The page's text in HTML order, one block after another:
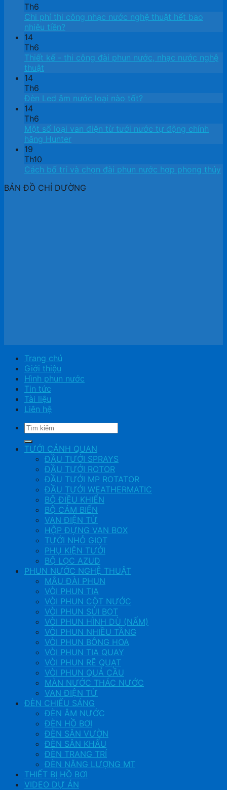
Th6
Chi phí thi công nhạc nước nghệ thuật hết bao
nhiêu tiền?
14
Th6
Thiết kế ​- thi công đài phun nước, nhạc nước nghệ
thuật
14
Th6
Đèn Led âm nước loại nào tốt?
14
Th6
Một số loại van điện từ tưới nước tự động chính
hãng Hunter
19
Th10
Cách bố trí và chọn đài phun nước hợp phong thủy
BẢN ĐỒ CHỈ DƯỜNG
Trang chủ
Giới thiệu
Hình phun nước
Tin tức
Tài liệu
Liên hệ
Tìm
TƯỚI CẢNH QUAN
ĐẦU TƯỚI SPRAYS
ĐẦU TƯỚI ROTOR
ĐẦU TƯỚI MP ROTATOR
ĐẦU TƯỚI WEATHERMATIC
BỘ ĐIỀU KHIỂN
BỘ CẢM BIẾN
VAN ĐIỆN TỪ
HỘP ĐỰNG VAN BOX
TƯỚI NHỎ GIỌT
PHỤ KIỆN TƯỚI
BỘ LỌC AZUD
PHUN NƯỚC NGHỆ THUẬT
MẪU ĐÀI PHUN
VÒI PHUN TIA
VÒI PHUN CỘT NƯỚC
VÒI PHUN SỦI BỌT
VÒI PHUN HÌNH DÙ (NẤM)
VÒI PHUN NHIỀU TẦNG
VÒI PHUN BÔNG HOA
VÒI PHUN TIA QUAY
VÒI PHUN RẼ QUẠT
VÒI PHUN QUẢ CẦU
MÀN NƯỚC THÁC NƯỚC
VAN ĐIỆN TỪ
ĐÈN CHIẾU SÁNG
ĐÈN ÂM NƯỚC
ĐÈN HỒ BƠI
ĐÈN SÂN VƯỜN
ĐÈN SÂN KHẤU
ĐÈN TRANG TRÍ
ĐÈN NĂNG LƯỢNG MT
THIẾT BỊ HỒ BƠI
VIDEO DỰ ÁN